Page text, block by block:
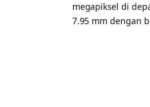
megapiksel di
7.95 mm dengan